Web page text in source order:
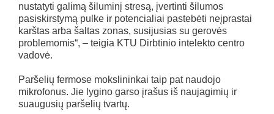
nustatyti galimą šiluminį stresą, įvertinti šilumos
pasiskirstymą pulke ir potencialiai pastebėti neįprastai
karštas arba šaltas zonas, susijusias su gerovės
problemomis“, – teigia KTU Dirbtinio intelekto centro
vadovė.
Paršelių fermose mokslininkai taip pat naudojo
mikrofonus. Jie lygino garso įrašus iš naujagimių ir
suaugusių paršelių tvartų.